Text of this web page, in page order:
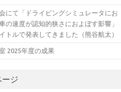
にて「ドライビングシミュレータにお
の速度が認知的狭さにおよぼす影響」
トルで発表してきました（熊谷航太）
2025年度の成果
ージ